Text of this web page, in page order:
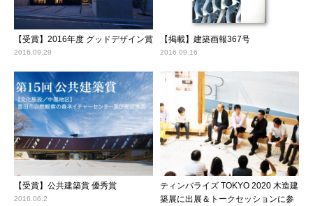
【受賞】2016年度 グッドデザイン賞
2016.09.29
【掲載】建築画報367号
2016.09.16
【受賞】公共建築賞 優秀賞
2016.06.2
ティンバライズ TOKYO 2020 木造建
築展に出展＆トークセッションに参